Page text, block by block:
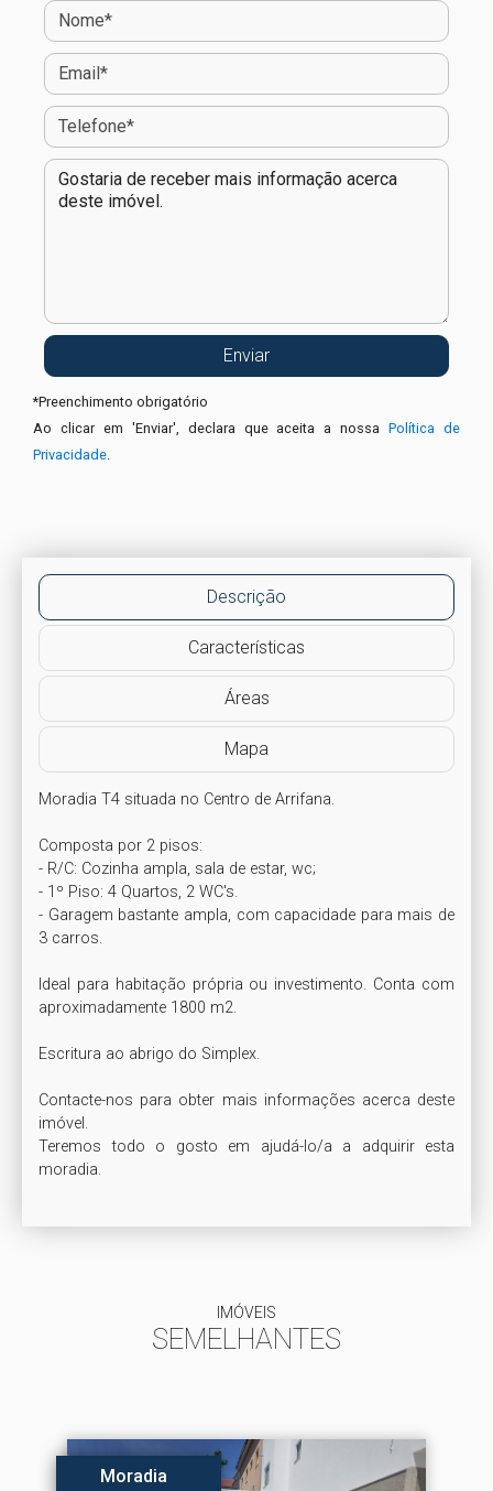
*Preenchimento obrigatório
Ao clicar em 'Enviar', declara que aceita a nossaPolítica de
Privacidade.
Descrição
Características
Áreas
Mapa
Moradia T4 situada no Centro de Arrifana.
Composta por 2 pisos:
- R/C: Cozinha ampla, sala de estar, wc;
- 1º Piso: 4 Quartos, 2 WC's.
- Garagem bastante ampla, com capacidade para mais de
3 carros.
Ideal para habitação própria ou investimento. Conta com
aproximadamente 1800 m2.
Escritura ao abrigo do Simplex.
Contacte-nos para obter mais informações acerca deste
imóvel.
Teremos todo o gosto em ajudá-lo/a a adquirir esta
moradia.
IMÓVEIS
SEMELHANTES
Moradia